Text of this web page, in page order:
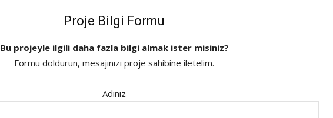
Proje Bilgi Formu
Bu projeyle ilgili daha fazla bilgi almak ister misiniz?
Formu doldurun, mesajınızı proje sahibine iletelim.
Adınız